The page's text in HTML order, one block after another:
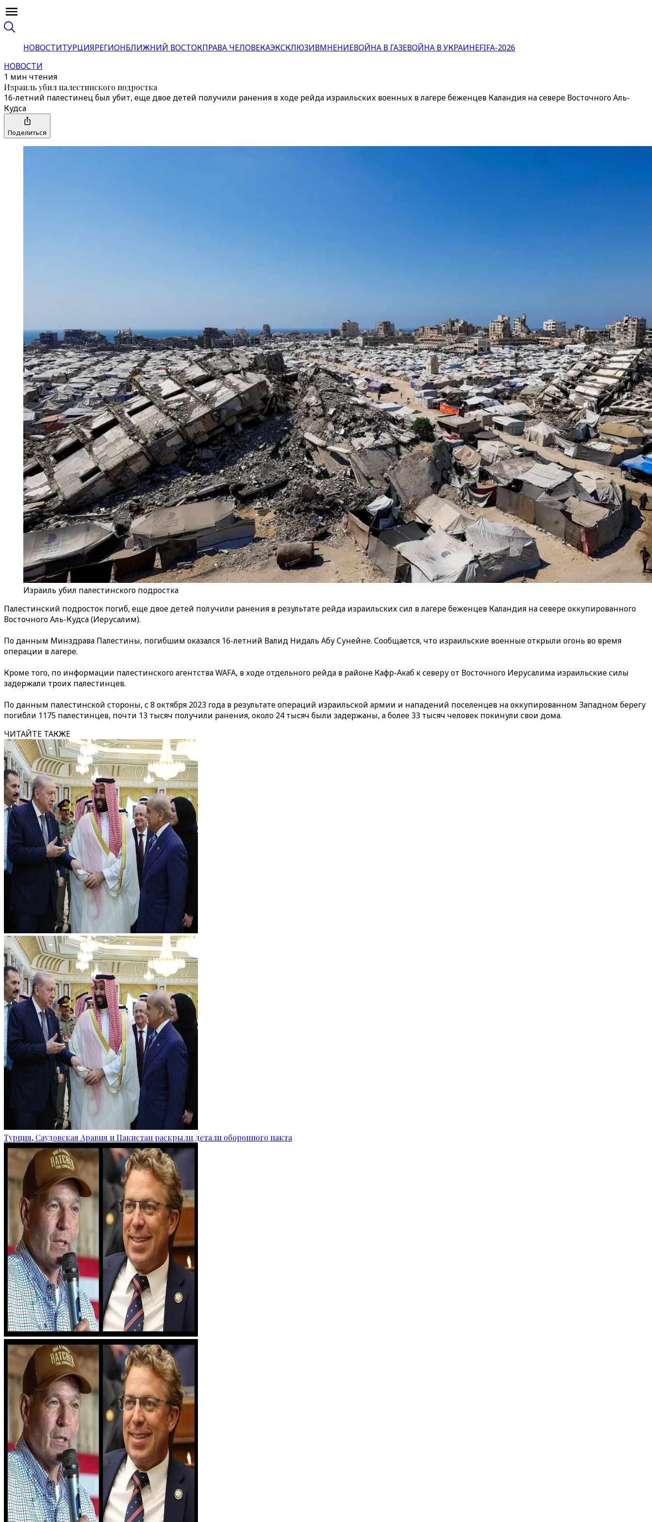
НОВОСТИТУРЦИЯРЕГИОНБЛИЖНИЙ ВОСТОКПРАВА ЧЕЛОВЕКАЭКСКЛЮЗИВМНЕНИЕВОЙНА В ГАЗЕВОЙНА В УКРАИНЕFIFA-2026
НОВОСТИ
1 мин чтения
Израиль убил палестинского подростка
16-летний палестинец был убит, еще двое детей получили ранения в ходе рейда израильских военных в лагере беженцев Каландия на севере Восточного Аль-
Кудса
Поделиться
Израиль убил палестинского подростка
Палестинский подросток погиб, еще двое детей получили ранения в результате рейда израильских сил в лагере беженцев Каландия на севере оккупированного
Восточного Аль-Кудса (Иерусалим).
По данным Минздрава Палестины, погибшим оказался 16-летний Валид Нидаль Абу Сунейне. Сообщается, что израильские военные открыли огонь во время
операции в лагере.
Кроме того, по информации палестинского агентства WAFA, в ходе отдельного рейда в районе Кафр-Акаб к северу от Восточного Иерусалима израильские силы
задержали троих палестинцев.
По данным палестинской стороны, с 8 октября 2023 года в результате операций израильской армии и нападений поселенцев на оккупированном Западном берегу
погибли 1175 палестинцев, почти 13 тысяч получили ранения, около 24 тысяч были задержаны, а более 33 тысяч человек покинули свои дома.
ЧИТАЙТЕ ТАКЖЕ
Турция, Саудовская Аравия и Пакистан раскрыли детали оборонного пакта